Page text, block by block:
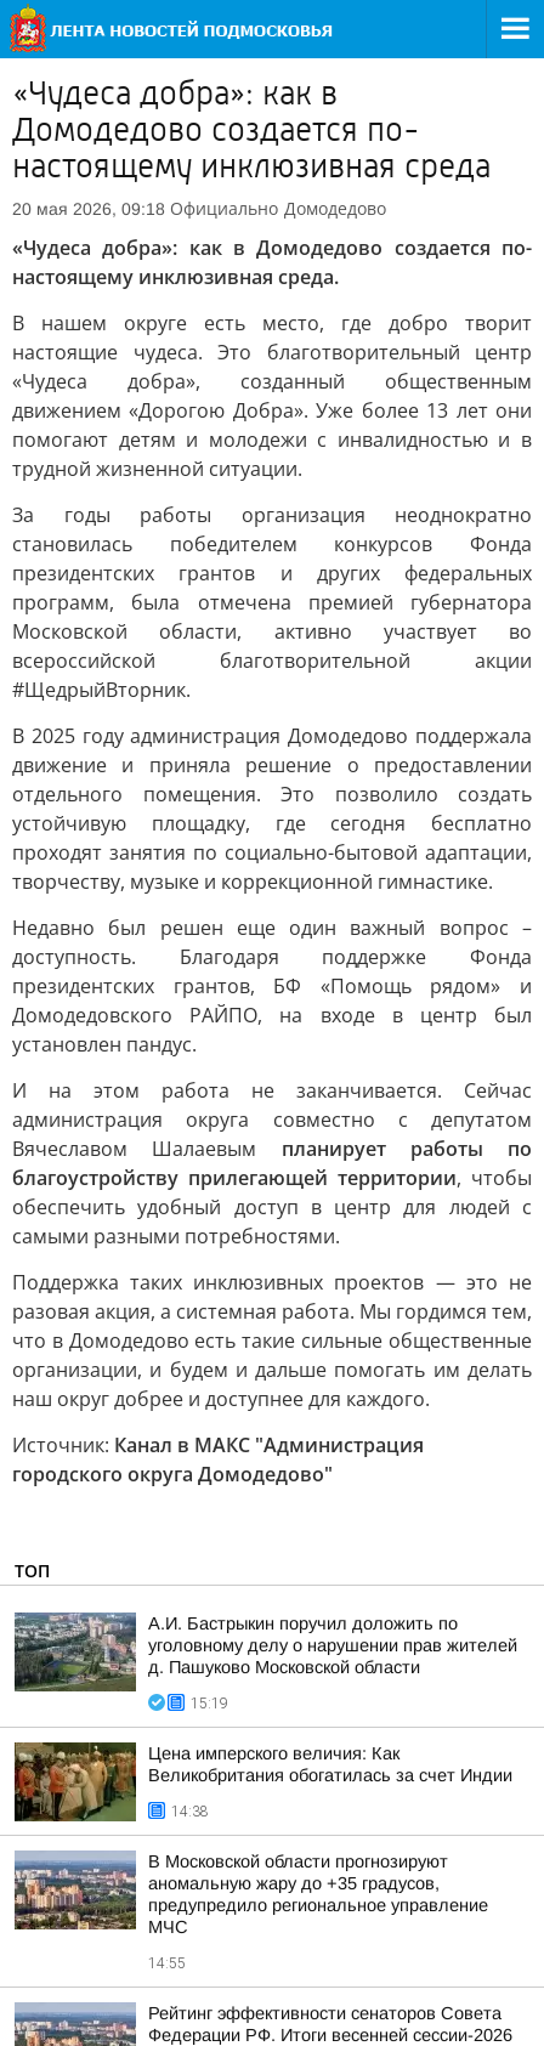
«Чудеса добра»: как в
Домодедово создается по-
настоящему инклюзивная среда
20 мая 2026, 09:18 Официально Домодедово
«Чудеса добра»: как в Домодедово создается по-
настоящему инклюзивная среда.
В нашем округе есть место, где добро творит
настоящие чудеса. Это благотворительный центр
«Чудеса добра», созданный общественным
движением «Дорогою Добра». Уже более 13 лет они
помогают детям и молодежи с инвалидностью и в
трудной жизненной ситуации.
За годы работы организация неоднократно
становилась победителем конкурсов Фонда
президентских грантов и других федеральных
программ, была отмечена премией губернатора
Московской области, активно участвует во
всероссийской благотворительной акции
#ЩедрыйВторник.
В 2025 году администрация Домодедово поддержала
движение и приняла решение о предоставлении
отдельного помещения. Это позволило создать
устойчивую площадку, где сегодня бесплатно
проходят занятия по социально-бытовой адаптации,
творчеству, музыке и коррекционной гимнастике.
Недавно был решен еще один важный вопрос –
доступность. Благодаря поддержке Фонда
президентских грантов, БФ «Помощь рядом» и
Домодедовского РАЙПО, на входе в центр был
установлен пандус.
И на этом работа не заканчивается. Сейчас
администрация округа совместно с депутатом
Вячеславом Шалаевым планирует работы по
благоустройству прилегающей территории, чтобы
обеспечить удобный доступ в центр для людей с
самыми разными потребностями.
Поддержка таких инклюзивных проектов — это не
разовая акция, а системная работа. Мы гордимся тем,
что в Домодедово есть такие сильные общественные
организации, и будем и дальше помогать им делать
наш округ добрее и доступнее для каждого.
Источник: Канал в МАКС "Администрация
городского округа Домодедово"
ТОП
А.И. Бастрыкин поручил доложить по
уголовному делу о нарушении прав жителей
д. Пашуково Московской области
15:19
Цена имперского величия: Как
Великобритания обогатилась за счет Индии
14:38
В Московской области прогнозируют
аномальную жару до +35 градусов,
предупредило региональное управление
МЧС
14:55
Рейтинг эффективности сенаторов Совета
Федерации РФ. Итоги весенней сессии-2026